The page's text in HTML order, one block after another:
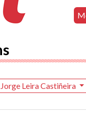
Leira Castiñeira